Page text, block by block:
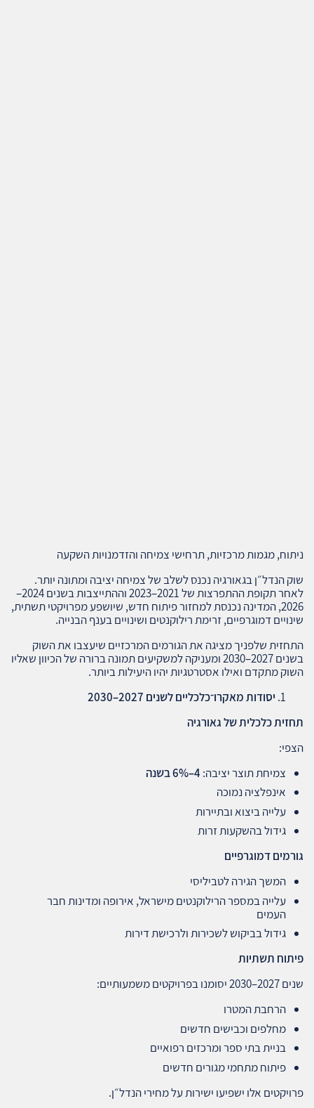
ניתוח, מגמות מרכזיות, תרחישי צמיחה והזדמנויות השקעה
שוק הנדל״ן בגאורגיה נכנס לשלב של צמיחה יציבה ומתונה יותר.
לאחר תקופת ההתפרצות של 2021–2023 וההתייצבות בשנים 2024–
2026, המדינה נכנסת למחזור פיתוח חדש, שיושפע מפרויקטי תשתית,
שינויים דמוגרפיים, זרימת רילוקנטים ושינויים בענף הבנייה.
התחזית שלפניך מציגה את הגורמים המרכזיים שיעצבו את השוק
בשנים 2027–2030 ומעניקה למשקיעים תמונה ברורה של הכיוון שאליו
השוק מתקדם ואילו אסטרטגיות יהיו היעילות ביותר.
יסודות מאקרו־כלכליים לשנים 2027–2030
תחזית כלכלית של גאורגיה
הצפי:
צמיחת תוצר יציבה:4–6%
בשנה
אינפלציה נמוכה
עלייה ביצוא ובתיירות
גידול בהשקעות זרות
גורמים דמוגרפיים
המשך הגירה לטביליסי
עלייה במספר הרילוקנטים מישראל, אירופה ומדינות חבר
העמים
גידול בביקוש לשכירות ולרכישת דירות
פיתוח תשתיות
שנים 2027–2030 יסומנו בפרויקטים משמעותיים:
הרחבת המטרו
מחלפים וכבישים חדשים
בניית בתי ספר ומרכזים רפואיים
פיתוח מתחמי מגורים חדשים
פרויקטים אלו ישפיעו ישירות על מחירי הנדל״ן.